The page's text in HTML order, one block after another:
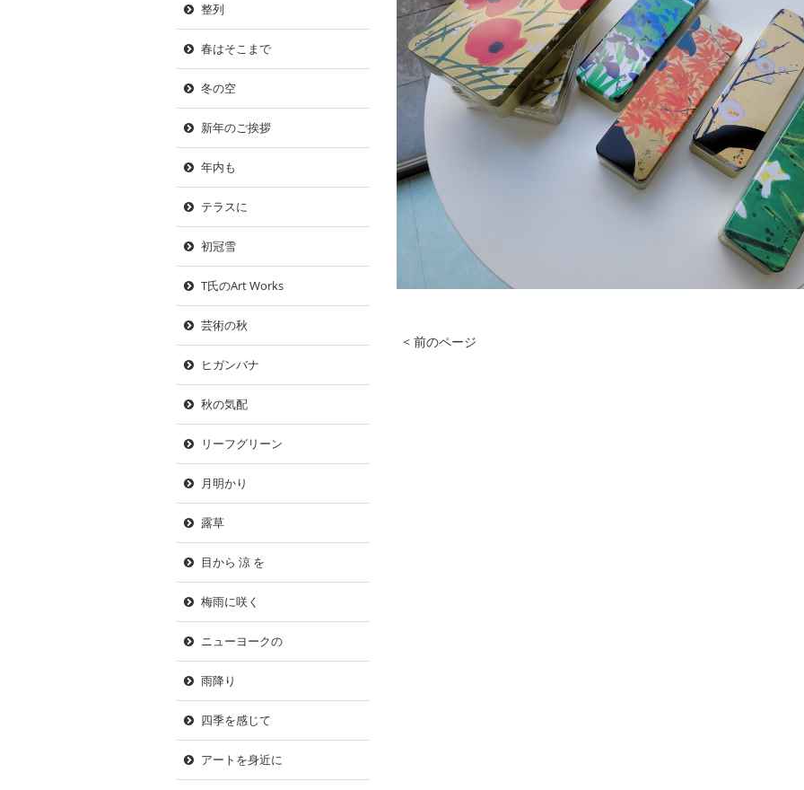
< 前のページ
整列
春はそこまで
冬の空
新年のご挨拶
年内も
テラスに
初冠雪
T氏のArt Works
芸術の秋
ヒガンバナ
秋の気配
リーフグリーン
月明かり
露草
目から 涼 を
梅雨に咲く
ニューヨークの
雨降り
四季を感じて
アートを身近に